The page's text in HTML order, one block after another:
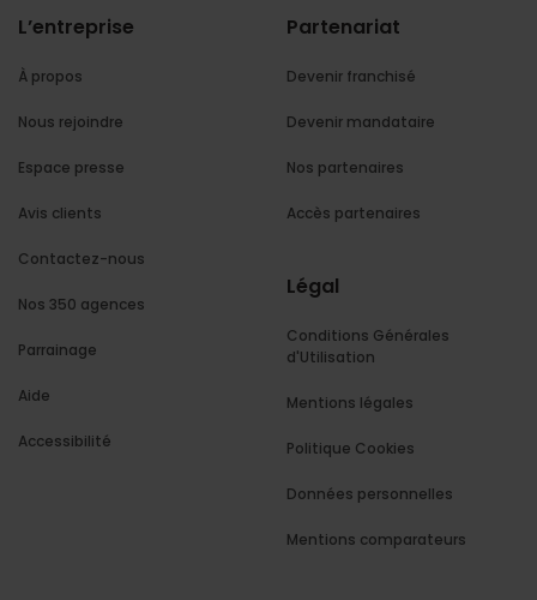
L’entreprise
À propos
Nous rejoindre
Espace presse
Avis clients
Contactez-nous
Nos 350 agences
Parrainage
Aide
Accessibilité
Partenariat
Devenir franchisé
Devenir mandataire
Nos partenaires
Accès partenaires
Légal
Conditions Générales
d'Utilisation
Mentions légales
Politique Cookies
Données personnelles
Mentions comparateurs